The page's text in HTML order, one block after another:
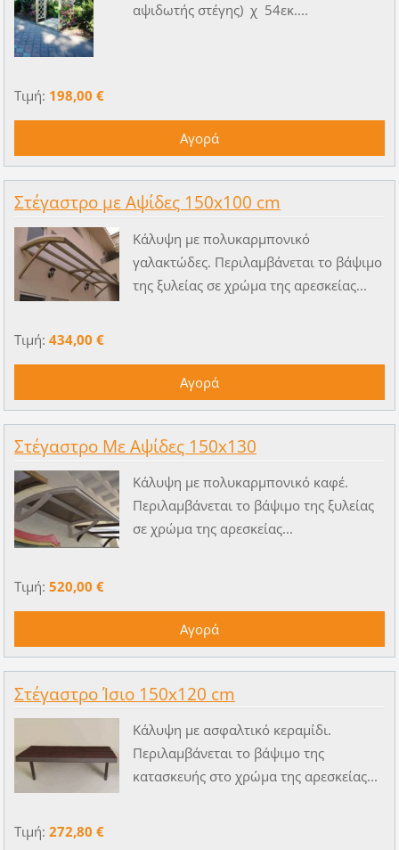
αψιδωτής στέγης) χ 54εκ....
Τιμή: 198,00 €
Στέγαστρο με Αψίδες 150x100 cm
Κάλυψη με πολυκαρμπονικό
γαλακτώδες. Περιλαμβάνεται το βάψιμο
της ξυλείας σε χρώμα της αρεσκείας...
Τιμή: 434,00 €
Στέγαστρο Με Αψίδες 150x130
Κάλυψη με πολυκαρμπονικό καφέ.
Περιλαμβάνεται το βάψιμο της ξυλείας
σε χρώμα της αρεσκείας...
Τιμή: 520,00 €
Στέγαστρο Ίσιο 150x120 cm
Kάλυψη με ασφαλτικό κεραμίδι.
Περιλαμβάνεται το βάψιμο της
κατασκευής στο χρώμα της αρεσκείας...
Τιμή: 272,80 €